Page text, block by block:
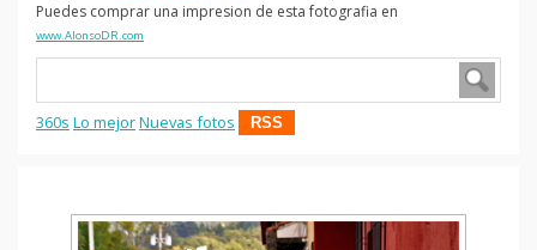
Puedes comprar una impresion de esta fotografia en
www.AlonsoDR.com
360s Lo mejorNuevas fotos RSS